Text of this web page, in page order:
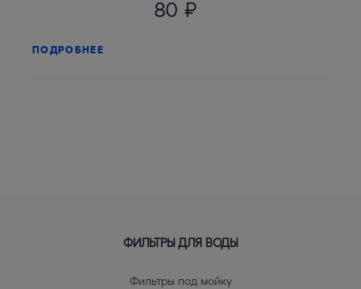
80 ₽
ПОДРОБНЕЕ
ФИЛЬТРЫ ДЛЯ ВОДЫ
Фильтры под мойку